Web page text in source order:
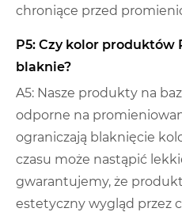
chroniące przed
P5: Czy kolor produktów
blaknie?
A5: Nasze produkty na
odporne na
ograniczają blaknięcie
czasu może nastąpić
gwarantujemy, że
estetyczny wygląd przez